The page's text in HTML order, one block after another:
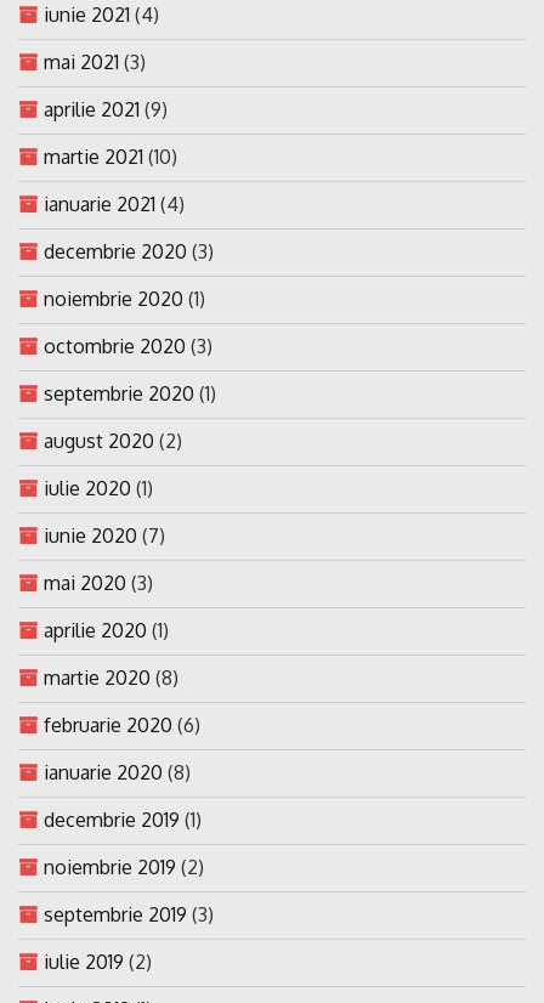
iunie 2021 (4)
mai 2021 (3)
aprilie 2021 (9)
martie 2021 (10)
ianuarie 2021 (4)
decembrie 2020 (3)
noiembrie 2020 (1)
octombrie 2020 (3)
septembrie 2020 (1)
august 2020 (2)
iulie 2020 (1)
iunie 2020 (7)
mai 2020 (3)
aprilie 2020 (1)
martie 2020 (8)
februarie 2020 (6)
ianuarie 2020 (8)
decembrie 2019 (1)
noiembrie 2019 (2)
septembrie 2019 (3)
iulie 2019 (2)